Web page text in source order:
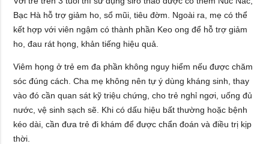
Bạc Hà hỗ trợ giảm ho, sổ mũi, tiêu đờm. Ngoài ra, mẹ có thể
kết hợp với viên ngậm có thành phần Keo ong để hỗ trợ giảm
ho, đau rát họng, khản tiếng hiệu quả.
Viêm họng ở trẻ em đa phần không nguy hiểm nếu được chăm
sóc đúng cách. Cha mẹ không nên tự ý dùng kháng sinh, thay
vào đó cần quan sát kỹ triệu chứng, cho trẻ nghỉ ngơi, uống đủ
nước, vệ sinh sạch sẽ. Khi có dấu hiệu bất thường hoặc bệnh
kéo dài, cần đưa trẻ đi khám để được chẩn đoán và điều trị kịp
thời.